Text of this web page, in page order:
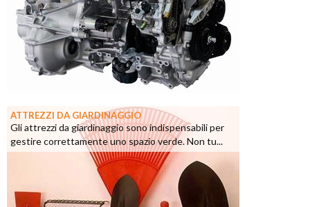
ATTREZZI DA GIARDINAGGIO
Gli attrezzi da giardinaggio sono indispensabili per
gestire correttamente uno spazio verde. Non tu...